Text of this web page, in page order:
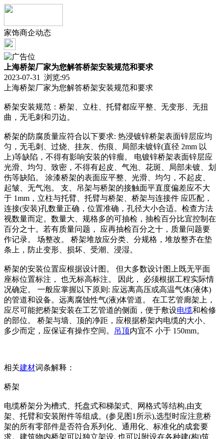
家饰商企动态
上海桥架厂家为您解答桥架安装规范和要求
2023-07-31 浏览:95
上海桥架厂家为您解答桥架安装规范和要求
桥架安装规范：桥架、立柱、托臂都应平整、无变形、无扭
曲，无毛刺和刃边。
桥架的防腐质量应符合以下要求: 热浸镀锌桥架表面锌层应均
匀，无毛刺、过烧、挂灰、伤痕、局部未镀锌(直径 2mm 以
上)等缺陷，不得有影响安装的锌瘤。 电镀锌桥架表面锌层应
光滑、均匀、致密，不得有起皮、气泡、花斑、局部未镀、划
伤等缺陷。 涂漆桥架的表面应平整、光滑、均匀，不起皮、
起皱、无气泡。 支、吊架与桥架的接触面平直度偏差应不大
于 1mm，立柱与托臂、托臂与桥架、桥架与连接件 应匹配，
连接(安装)孔数量正确，位置准确，孔径大小合适。检查方法
视数量而定。数量大、规格多的可抽检，抽检百分比宜控制在
百分之十。若有质量问题， 应再抽检百分之十，质量问题要
作记录。 场整改。 桥架堆放应分类、分规格，堆放整齐在垫
条上，防止变形、损坏、受潮、浸湿。
桥架的安装位置应根据设计图。 但大多数设计图上既无平面
座标位置标注， 也无标高标注。 因此， 必须根据工程实际情
况确定。 一般应掌握以下原则: 应远离高压或高温气体(液体)
的管道和设备。远离腐蚀性气(液)体管道。 在工艺管廊架上，
应尽可能把桥架安装在工艺管道的侧面，便于敷设电缆和检修
的部位。 桥架与墙、顶的净距，应根据桥架内电缆的大小、
多少而定，应保证有操作空间。
吊顶内宜不 小于 150mm。
相关建材词条解释：
桥架
电缆桥架分为槽式、托盘式和梯架式、网格式等结构,由支
架、托臂和安装附件等组成。(参见图1所示),选型时应注意桥
架的所有零部件是否符合系列化、通用化、标准化的成套要
求。建筑物内桥架可以独立架设, 也可以附设在各种建(构)筑